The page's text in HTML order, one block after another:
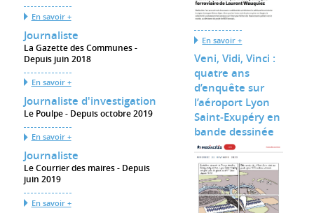
En savoir +
Journaliste
La Gazette des Communes
Depuis juin 2018
En savoir +
Journaliste d'investigation
Le Poulpe Depuis octobre 2019
En savoir +
Journaliste
Le Courrier des maires
Depuis
juin 2019
En savoir +
En savoir +
Veni, Vidi, Vinci :
quatre ans
d’enquête sur
l’aéroport Lyon
Saint‐Exupéry en
bande dessinée